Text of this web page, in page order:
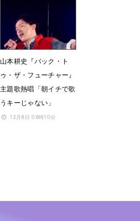
山本耕史『バック・ト
ゥ・ザ・フューチャー』
主題歌熱唱「朝イチで歌
うキーじゃない」
12月8日 08時10分